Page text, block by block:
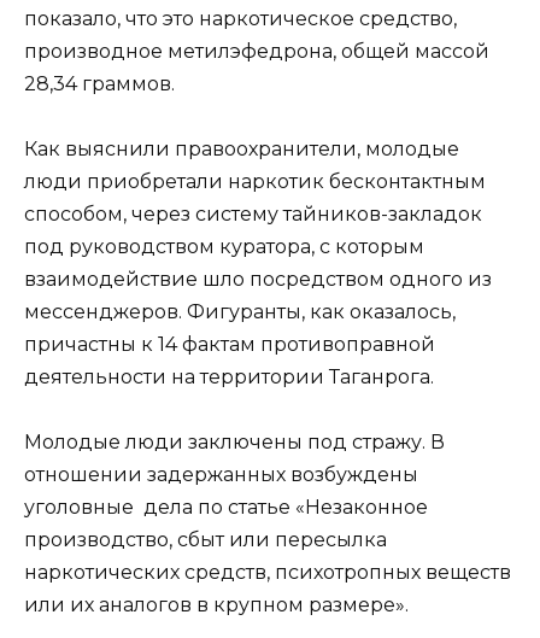
показало, что это наркотическое средство,
производное метилэфедрона, общей массой
28,34 граммов.
Как выяснили правоохранители, молодые
люди приобретали наркотик бесконтактным
способом, через систему тайников-закладок
под руководством куратора, с которым
взаимодействие шло посредством одного из
мессенджеров. Фигуранты, как оказалось,
причастны к 14 фактам противоправной
деятельности на территории Таганрога.
Молодые люди заключены под стражу. В
отношении задержанных возбуждены
уголовные дела по статье «Незаконное
производство, сбыт или пересылка
наркотических средств, психотропных веществ
или их аналогов в крупном размере».